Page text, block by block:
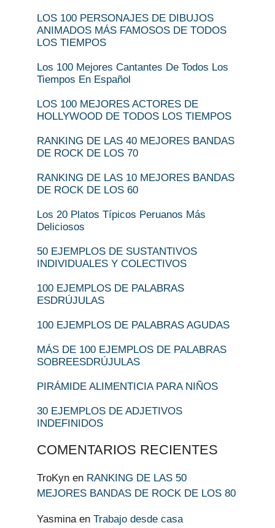
LOS 100 PERSONAJES DE DIBUJOS
ANIMADOS MÁS FAMOSOS DE TODOS
LOS TIEMPOS
Los 100 Mejores Cantantes De Todos Los
Tiempos En Español
LOS 100 MEJORES ACTORES DE
HOLLYWOOD DE TODOS LOS TIEMPOS
RANKING DE LAS 40 MEJORES BANDAS
DE ROCK DE LOS 70
RANKING DE LAS 10 MEJORES BANDAS
DE ROCK DE LOS 60
Los 20 Platos Típicos Peruanos Más
Deliciosos
50 EJEMPLOS DE SUSTANTIVOS
INDIVIDUALES Y COLECTIVOS
100 EJEMPLOS DE PALABRAS
ESDRÚJULAS
100 EJEMPLOS DE PALABRAS AGUDAS
MÁS DE 100 EJEMPLOS DE PALABRAS
SOBREESDRÚJULAS
PIRÁMIDE ALIMENTICIA PARA NIÑOS
30 EJEMPLOS DE ADJETIVOS
INDEFINIDOS
COMENTARIOS RECIENTES
TroKyn en RANKING DE LAS 50
MEJORES BANDAS DE ROCK DE LOS 80
Yasminaen Trabajo desde casa